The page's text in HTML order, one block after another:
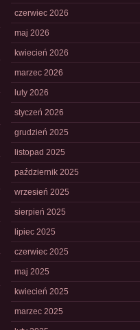
czerwiec 2026
maj 2026
kwiecień 2026
marzec 2026
luty 2026
styczeń 2026
grudzień 2025
listopad 2025
październik 2025
wrzesień 2025
sierpień 2025
lipiec 2025
czerwiec 2025
maj 2025
kwiecień 2025
marzec 2025